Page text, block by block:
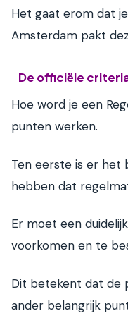
Het gaat erom dat
Amsterdam pakt
De officiële
Hoe word je een
punten werken.
Ten eerste is er het
hebben dat
Er moet een
voorkomen en te
Dit betekent dat de
ander belangrijk